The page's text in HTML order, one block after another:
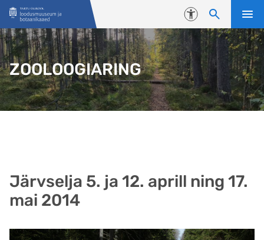
Liigu edasi põhisisu juurde
Juurdepääsetavus
ZOOLOOGIARING
Järvselja 5. ja 12. aprill ning 17.
mai 2014